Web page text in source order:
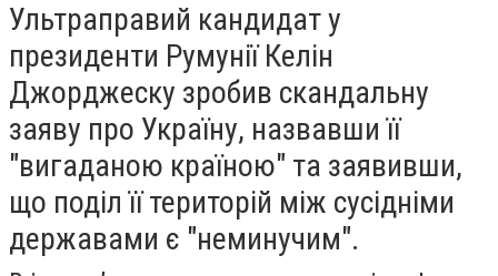
Ультраправий кандидат у
президенти Румунії Келін
Джорджеску зробив скандальну
заяву про Україну, назвавши її
"вигаданою країною" та заявивши,
що поділ її територій між сусідніми
державами є "неминучим".